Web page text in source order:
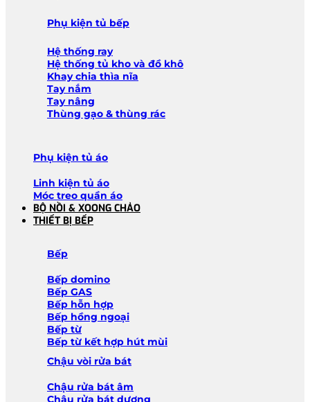
Phụ kiện tủ bếp
Hệ thống ray
Hệ thống tủ kho và đồ khô
Khay chia thìa nĩa
Tay nắm
Tay nâng
Thùng gạo & thùng rác
Phụ kiện tủ áo
Linh kiện tủ áo
Móc treo quần áo
BỘ NỒI & XOONG CHẢO
THIẾT BỊ BẾP
Bếp
Bếp domino
Bếp GAS
Bếp hỗn hợp
Bếp hồng ngoại
Bếp từ
Bếp từ kết hợp hút mùi
Chậu vòi rửa bát
Chậu rửa bát âm
Chậu rửa bát dương